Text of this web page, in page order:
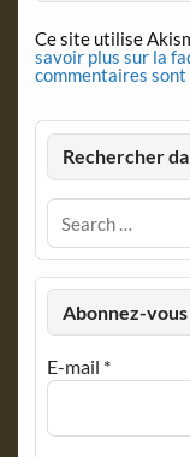
Ce site utilise
savoir plus sur la
commentaires
Rechercher
Abonnez-
E-mail *